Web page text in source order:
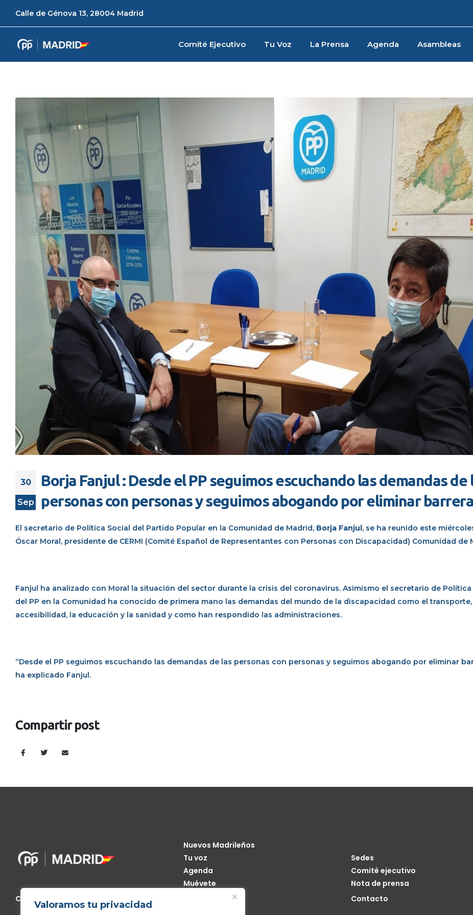
Valoramos tu privacidad
Calle de Génova 13, 28004 Madrid
Comité Ejecutivo Tu Voz La Prensa Agenda Asambleas
30
Sep
Borja Fanjul : Desde el PP seguimos escuchando las demandas de
personas con personas y seguimos abogando por eliminar
El secretario de Política Social del Partido Popular en la Comunidad de Madrid, Borja Fanjul, se ha reunido este
Óscar Moral, presidente de CERMI (Comité Español de Representantes con Personas con Discapacidad) Comunidad de
Fanjul ha analizado con Moral la situación del sector durante la crisis del coronavirus. Asimismo el secretario de Política
del PP en la Comunidad ha conocido de primera mano las demandas del mundo de la discapacidad como el transporte,
accesibilidad, la educación y la sanidad y como han respondido las administraciones.
“Desde el PP seguimos escuchando las demandas de las personas con personas y seguimos abogando por eliminar
ha explicado Fanjul.
Compartir post
Calle de Génova, 13, 28004 Madrid
Nuevos Madrileños
Tu voz
Agenda
Muévete
Sedes
Comité ejecutivo
Nota de prensa
Contacto